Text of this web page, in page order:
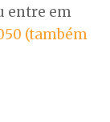
entre em
(também